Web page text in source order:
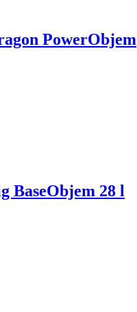
PowerObjem
BaseObjem 28 l